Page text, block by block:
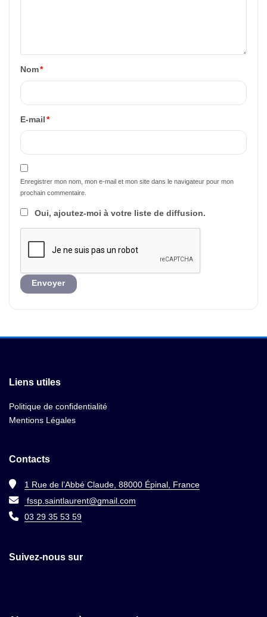
Nom*
E-mail *
Enregistrer mon nom, mon e-mail et mon site dans le navigateur pour mon
prochain commentaire.
Oui, ajoutez-moi à votre liste de diffusion.
Liens utiles
Politique de confidentialité
Mentions Légales
Contacts
1 Rue de l’Abbé Claude, 88000 Épinal, France
fssp.saintlaurent@gmail.com
03 29 35 53 59
Suivez-nous sur